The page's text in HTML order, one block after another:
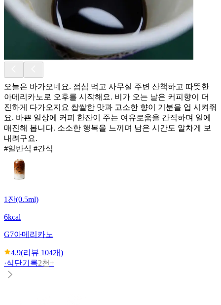
오늘은 바가오네요. 점심 먹고 사무실 주변 산책하고 따뜻한
아메리카노로 오후를 시작해요. 비가 오는 날은 커피향이 더
진하게 다가오지요 쌉쌀한 맛과 고소한 향이 기분을 업 시켜줘
요. 바쁜 일상에 커피 한잔이 주는 여유로움을 간직하며 일에
매진해 봅니다. 소소한 행복을 느끼며 남은 시간도 알차게 보
내려구요.
#일반식 #간식
1잔(0.5ml)
6kcal
G7아메리카노
4.9(리뷰 104개)
·식단기록2천+